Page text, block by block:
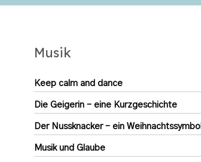
Musik
Keep calm and dance
Die Geigerin – eine Kurzgeschichte
Der Nussknacker – ein Weihnachtssymbol
Musik und Glaube